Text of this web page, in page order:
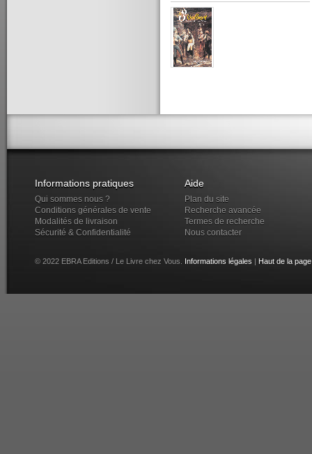
Informations pratiques
Qui sommes nous ?
Conditions générales de vente
Modalités de livraison
Sécurité & Confidentialité
Aide
Plan du site
Recherche avancée
Termes de recherche
Nous contacter
© 2022 EBRA Editions / Le Livre chez Vous. Informations légales Haut de la page